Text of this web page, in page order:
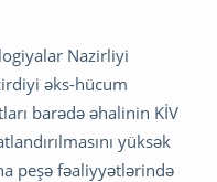
Nazirliyi
əks-hücum
barədə əhalinin KİV
yüksək
peşə fəaliyyətlərində